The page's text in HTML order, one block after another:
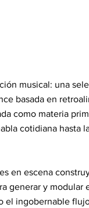
musical: una
basada en
como materia
cotidiana hasta
en escena
generar y modular
ingobernable